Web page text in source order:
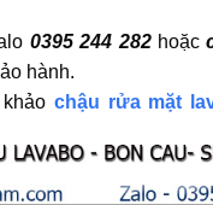
0395 244 282hoặc
hành.
chậu rửa mặt